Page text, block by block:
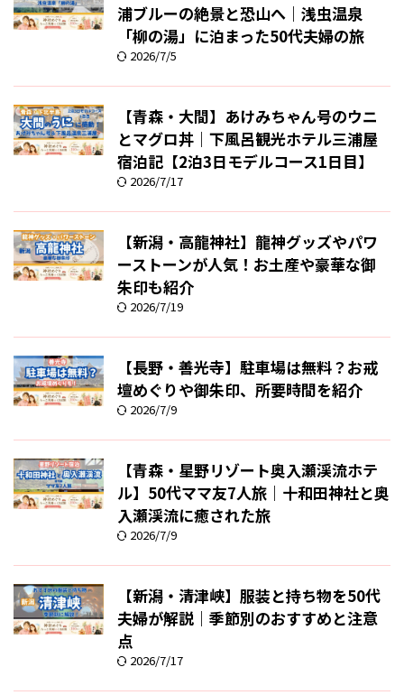
浦ブルーの絶景と恐山へ｜浅虫温泉
「柳の湯」に泊まった50代夫婦の旅
2026/7/5
【青森・大間】あけみちゃん号のウニ
とマグロ丼｜下風呂観光ホテル三浦屋
宿泊記【2泊3日モデルコース1日目】
2026/7/17
【新潟・高龍神社】龍神グッズやパワ
ーストーンが人気！お土産や豪華な御
朱印も紹介
2026/7/19
【長野・善光寺】駐車場は無料？お戒
壇めぐりや御朱印、所要時間を紹介
2026/7/9
【青森・星野リゾート奥入瀬渓流ホテ
ル】50代ママ友7人旅｜十和田神社と奥
入瀬渓流に癒された旅
2026/7/9
【新潟・清津峡】服装と持ち物を50代
夫婦が解説｜季節別のおすすめと注意
点
2026/7/17